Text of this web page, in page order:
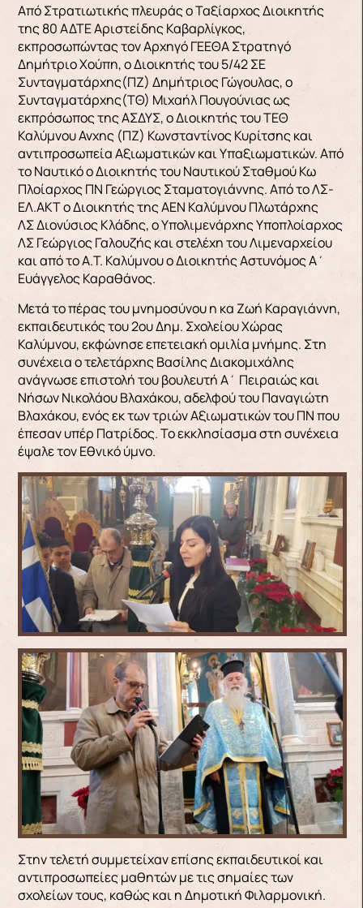
Από Στρατιωτικής πλευράς ο Ταξίαρχος Διοικητής
της 80 ΑΔΤΕ Αριστείδης Καβαρλίγκος,
εκπροσωπώντας τον Αρχηγό ΓΕΕΘΑ Στρατηγό
Δημήτριο Χούπη, ο Διοικητής του 5/42 ΣΕ
Συνταγματάρχης(ΠΖ) Δημήτριος Γώγουλας, ο
Συνταγματάρχης(ΤΘ) Μιχαήλ Πουγούνιας ως
εκπρόσωπος της ΑΣΔΥΣ, ο Διοικητής του ΤΕΘ
Καλύμνου Ανχης (ΠΖ) Κωνσταντίνος Κυρίτσης και
αντιπροσωπεία Αξιωματικών και Υπαξιωματικών. Από
το Ναυτικό ο Διοικητής του Ναυτικού Σταθμού Κω
Πλοίαρχος ΠΝ Γεώργιος Σταματογιάννης. Από το ΛΣ-
ΕΛ.ΑΚΤ ο Διοικητής της ΑΕΝ Καλύμνου Πλωτάρχης
ΛΣ Διονύσιος Κλάδης, ο Υπολιμενάρχης Υποπλοίαρχος
ΛΣ Γεώργιος Γαλουζής και στελέχη του Λιμεναρχείου
και από το Α.Τ. Καλύμνου ο Διοικητής Αστυνόμος Α΄
Ευάγγελος Καραθάνος.
Μετά το πέρας του μνημοσύνου η κα Ζωή Καραγιάννη,
εκπαιδευτικός του 2ου Δημ. Σχολείου Χώρας
Καλύμνου, εκφώνησε επετειακή ομιλία μνήμης. Στη
συνέχεια ο τελετάρχης Βασίλης Διακομιχάλης
ανάγνωσε επιστολή του βουλευτή Α΄ Πειραιώς και
Νήσων Νικολάου Βλαχάκου, αδελφού του Παναγιώτη
Βλαχάκου, ενός εκ των τριών Αξιωματικών του ΠΝ που
έπεσαν υπέρ Πατρίδος. Το εκκλησίασμα στη συνέχεια
έψαλε τον Εθνικό ύμνο.
Στην τελετή συμμετείχαν επίσης εκπαιδευτικοί και
αντιπροσωπείες μαθητών με τις σημαίες των
σχολείων τους, καθώς και η Δημοτική Φιλαρμονική.